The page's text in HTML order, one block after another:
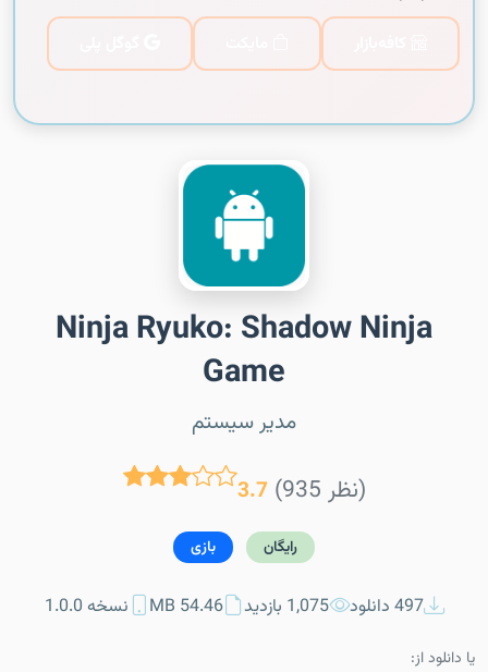
Ninja Ryuko: Shadow Ninja
Game
مدیر سیستم
3.7 (935 نظر)
رایگان بازی
497 دانلود 1,075 بازدید 54.46 MB نسخه 1.0.0
یا دانلود از: